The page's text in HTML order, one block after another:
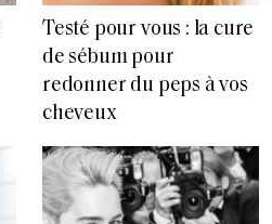
Testé pour vous : la cure
de sébum pour
redonner du peps à vos
cheveux